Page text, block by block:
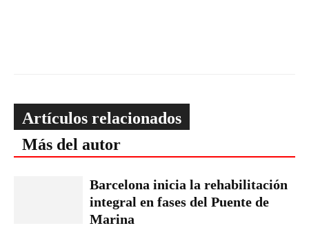
Artículos relacionados
Más del autor
Barcelona inicia la rehabilitación
integral en fases del Puente de
Marina